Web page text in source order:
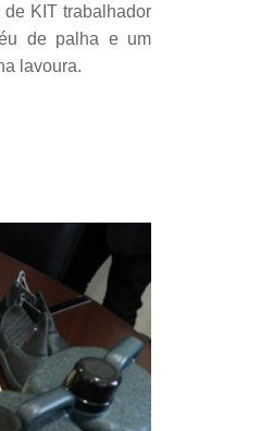
KIT trabalhador
de palha e um
lavoura.